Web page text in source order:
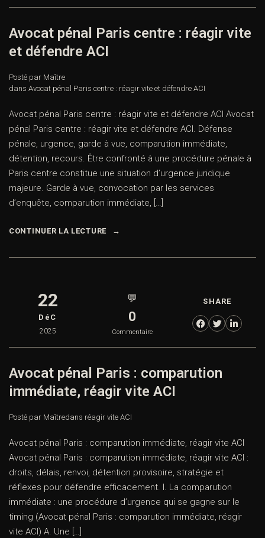
Avocat pénal Paris centre : réagir vite
et défendre ACI
Posté par Maître
dans Avocat pénal Paris centre : réagir vite et défendre ACI
Avocat pénal Paris centre : réagir vite et défendre ACI Avocat
pénal Paris centre : réagir vite et défendre ACI. Défense
pénale, urgence, garde à vue, comparution immédiate,
détention, recours. Être confronté à une procédure pénale à
Paris centre constitue une situation d’urgence juridique
majeure. Garde à vue, convocation par les services
d’enquête, comparution immédiate, […]
CONTINUER LA LECTURE
22
DéC
2025
💬
0
Commentaire
SHARE
Avocat pénal Paris : comparution
immédiate, réagir vite ACI
Posté par Maîtredans réagir vite ACI
Avocat pénal Paris : comparution immédiate, réagir vite ACI
Avocat pénal Paris : comparution immédiate, réagir vite ACI :
droits, délais, renvoi, détention provisoire, stratégie et
réflexes pour défendre efficacement. I. La comparution
immédiate : une procédure d’urgence qui se gagne sur le
timing (Avocat pénal Paris : comparution immédiate, réagir
vite ACI) A. Une […]